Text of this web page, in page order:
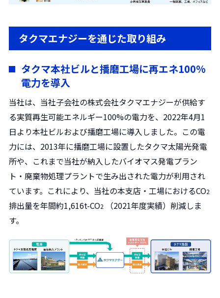
タクマエナジーを通じた取り組み
タクマ本社ビルと播磨工場に再エネ100%
電力を導入
当社は、当社子会社の株式会社タクマエナジーが供給す
る実質再生可能エネルギー100%の電力を、2022年4月1
日より本社ビルおよび播磨工場に導入しました。この電
力には、2013年に播磨工場に設置したタクマ太陽光発電
所や、これまで当社が納入したバイオマス発電プラン
ト・廃棄物処理プラントで生み出された電力が利用され
ています。これにより、当社の本支店・工場におけるCO2
排出量を年間約1,616t-CO2
（2021年度実績）削減しま
す。